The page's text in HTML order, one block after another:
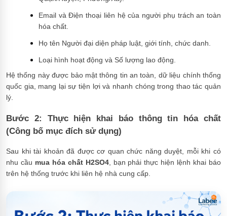
Email và Điện thoại liên hệ của người phụ trách an toàn
hóa chất.
Họ tên Người đại diện pháp luật, giới tính, chức danh.
Loại hình hoạt động và Số lượng lao động.
Hệ thống này được bảo mật thông tin an toàn, dữ liệu chính thống
quốc gia, mang lại sự tiện lợi và nhanh chóng trong thao tác quản
lý.
Bước 2: Thực hiện khai báo thông tin hóa chất
(Công bố mục đích sử dụng)
Sau khi tài khoản đã được cơ quan chức năng duyệt, mỗi khi có
nhu cầu mua hóa chất H2SO4, bạn phải thực hiện lệnh khai báo
trên hệ thống trước khi liên hệ nhà cung cấp.